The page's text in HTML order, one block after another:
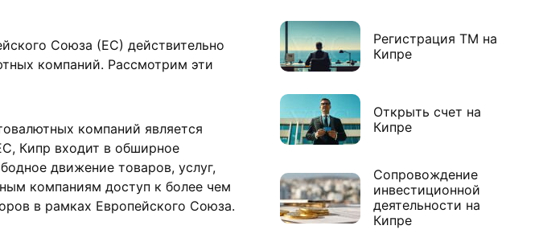
Союза (ЕС) действительно
компаний. Рассмотрим эти
компаний является
Кипр входит в обширное
движение товаров, услуг,
компаниям доступ к более чем
в рамках Европейского Союза.
Регистрация ТМ на
Кипре
Открыть счет на
Кипре
Сопровождение
инвестиционной
деятельности на
Кипре